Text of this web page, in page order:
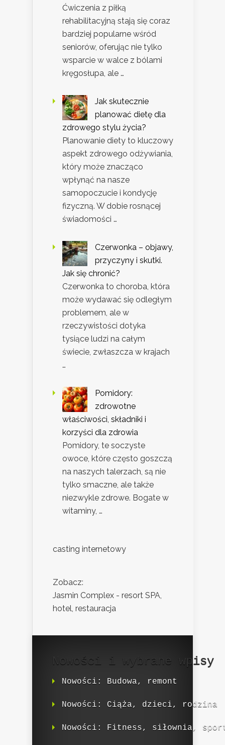
Ćwiczenia z piłką
rehabilitacyjną stają się coraz
bardziej popularne wśród
seniorów, oferując nie tylko
wsparcie w walce z bólami
kręgosłupa, ale …
Jak skutecznie
planować dietę dla
zdrowego stylu życia?
Planowanie diety to kluczowy
aspekt zdrowego odżywiania,
który może znacząco
wpłynąć na nasze
samopoczucie i kondycję
fizyczną. W dobie rosnącej
świadomości …
Czerwonka – objawy,
przyczyny i skutki.
Jak się chronić?
Czerwonka to choroba, która
może wydawać się odległym
problemem, ale w
rzeczywistości dotyka
tysiące ludzi na całym
świecie, zwłaszcza w krajach
…
Pomidory:
zdrowotne
właściwości, składniki i
korzyści dla zdrowia
Pomidory, te soczyste
owoce, które często goszczą
na naszych talerzach, są nie
tylko smaczne, ale także
niezwykle zdrowe. Bogate w
witaminy, …
casting internetowy
Zobacz:
Jasmin Complex - resort SPA,
hotel, restauracja
Nowości i wybrane wpisy
Nowości: Budowa, remont
Nowości: Ciąża, dzieci, rodzina
Nowości: Fitness, siłownia,